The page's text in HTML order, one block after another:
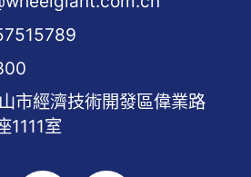
市經濟技術開發區偉業路
1111室